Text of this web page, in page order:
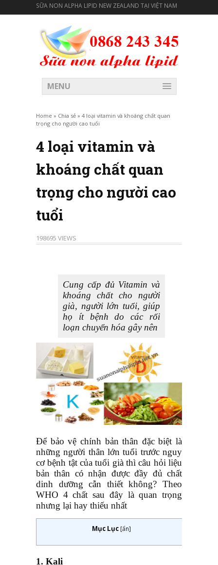
SỮA NON ALPHA LIPID NEW ZEALAND TẠI VIỆT NAM
MENU
Home » Chia sẻ » 4 loại vitamin và khoáng chất quan
trọng cho người cao tuổi
4 loại vitamin và
khoáng chất quan
trọng cho người cao
tuổi
198695 VIEWS
Cung cấp đủ Vitamin và
khoáng chất cho người
già, người lớn tuổi, giúp
họ ít bệnh do các rối
loạn chuyển hóa gây nên
Để bảo vệ chính bản thân đặc biệt là
những người thân lớn tuổi trước nguy
cơ bệnh tật của tuổi già thì câu hỏi liệu
bản thân có nhận được đầy đủ chất
dinh dưỡng cẫn thiết không? Theo
WHO 4 chất sau đây là quan trọng
nhưng lại hay thiếu nhất
Mục Lục [ẩn]
1. Kali